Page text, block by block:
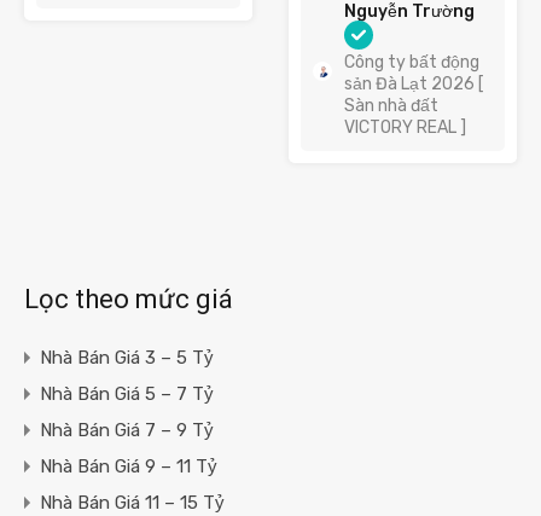
Nguyễn Trường
Công ty bất động
sản Đà Lạt 2026 [
Sàn nhà đất
VICTORY REAL ]
Lọc theo mức giá
Nhà Bán Giá 3 – 5 Tỷ
Nhà Bán Giá 5 – 7 Tỷ
Nhà Bán Giá 7 – 9 Tỷ
Nhà Bán Giá 9 – 11 Tỷ
Nhà Bán Giá 11 – 15 Tỷ